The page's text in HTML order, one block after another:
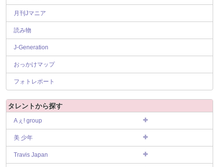
月刊Jマニア
読み物
J-Generation
おっかけマップ
フォトレポート
タレントから探す
Aぇ! group
美 少年
Travis Japan